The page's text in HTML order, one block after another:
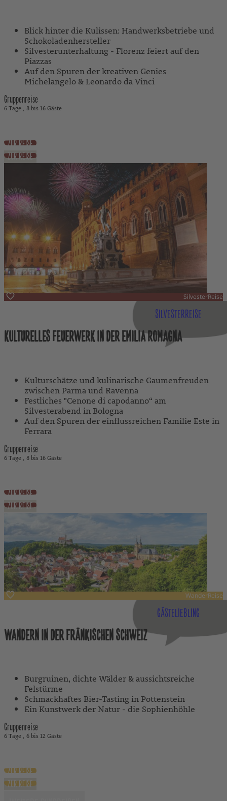
Blick hinter die Kulissen: Handwerksbetriebe und
Schokoladenhersteller
Silvesterunterhaltung - Florenz feiert auf den
Piazzas
Auf den Spuren der kreativen Genies
Michelangelo & Leonardo da Vinci
Gruppenreise
6 Tage 8 bis 16 Gäste
ZUR REISE
ZUR REISE
SILVESTERREISE
SilvesterReise
KULTURELLES FEUERWERK IN DER EMILIA ROMAGNA
Kulturschätze und kulinarische Gaumenfreuden
zwischen Parma und Ravenna
Festliches "Cenone di capodanno“ am
Silvesterabend in Bologna
Auf den Spuren der einflussreichen Familie Este in
Ferrara
Gruppenreise
6 Tage 8 bis 16 Gäste
ZUR REISE
ZUR REISE
GÄSTELIEBLING
WanderReise
WANDERN IN DER FRÄNKISCHEN SCHWEIZ
Burgruinen, dichte Wälder & aussichtsreiche
Felstürme
Schmackhaftes Bier-Tasting in Pottenstein
Ein Kunstwerk der Natur - die Sophienhöhle
Gruppenreise
6 Tage 6 bis 12 Gäste
ZUR REISE
ZUR REISE